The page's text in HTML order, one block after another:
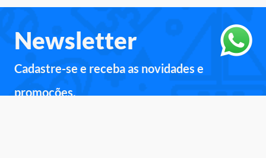
Newsletter
Cadastre-se e receba as novidades e
promoções.